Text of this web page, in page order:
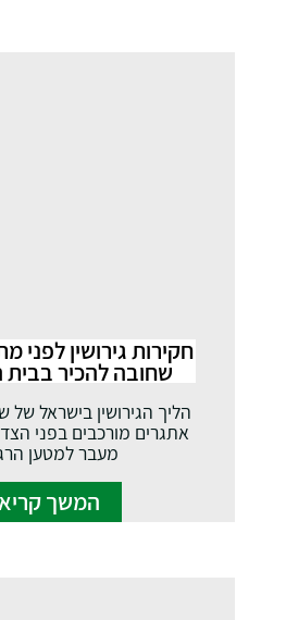
חקירות גירושין לפני
שחובה להכיר בבית
אתגרים מורכבים בפני
מעבר למטען
המשך